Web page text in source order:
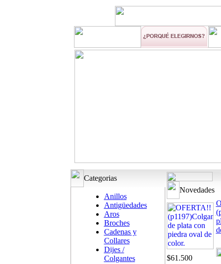
Categorias
Anillos
Antigüedades
Aros
Broches
Cadenas y
Collares
Dijes /
Colgantes
Novedades
$61.500